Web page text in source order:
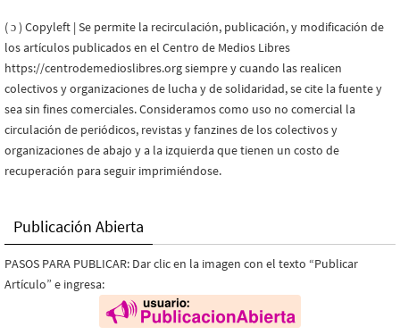
( ɔ ) Copyleft | Se permite la recirculación, publicación, y modificación de
los artículos publicados en el Centro de Medios Libres
https://centrodemedioslibres.org siempre y cuando las realicen
colectivos y organizaciones de lucha y de solidaridad, se cite la fuente y
sea sin fines comerciales. Consideramos como uso no comercial la
circulación de periódicos, revistas y fanzines de los colectivos y
organizaciones de abajo y a la izquierda que tienen un costo de
recuperación para seguir imprimiéndose.
Publicación Abierta
PASOS PARA PUBLICAR: Dar clic en la imagen con el texto “Publicar
Artículo” e ingresa: